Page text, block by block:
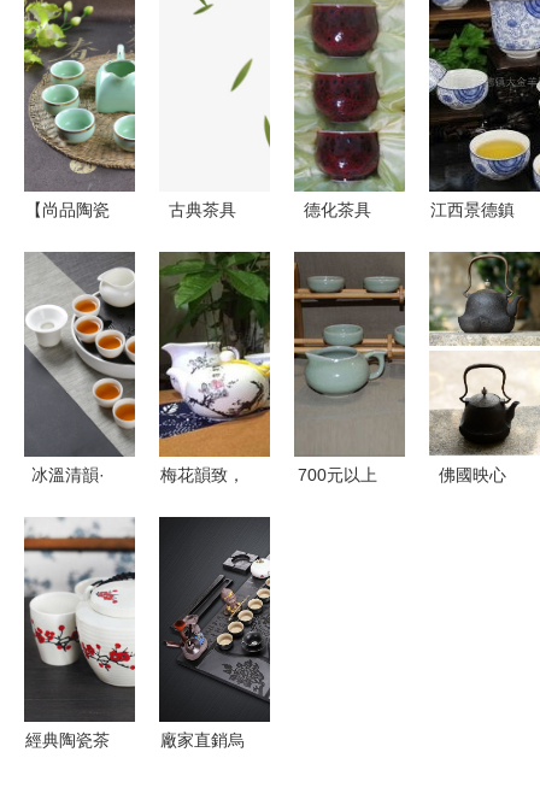
【尚品陶瓷
高檔商務饋
贈禮品茶具
龍泉青瓷仿
古功夫茶
具】價格,
廠家,圖片,
福建省德化
縣尚品陶
瓷-
古典茶具
材免費下載
_psd格式_
熊貓辦公
德化茶具
藝，打造品
江西景德鎮
從工廠到市
場的高品質
茶具之旅
冰溫清韻·
略賞聚晟玉
瓷功夫茶具
的藝術品格
與文化回歸
梅花韻致，
——景德鎮
仁可軒14頭
梅花帶茶夾
茶具套裝賞
700元以上
佛國映心
經典陶瓷茶
廠家直銷烏